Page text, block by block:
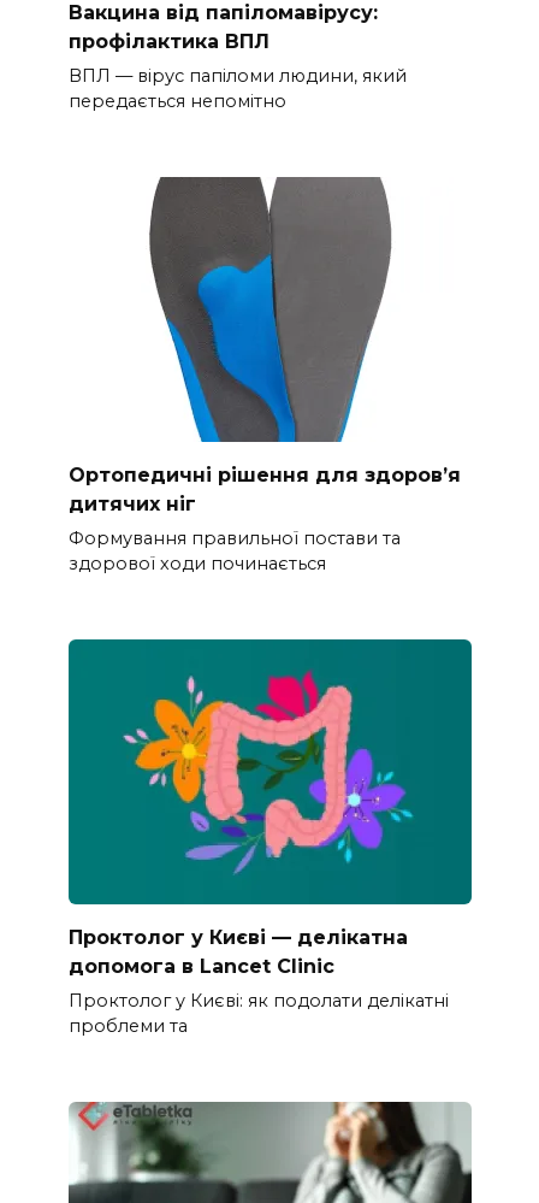
Вакцина від папіломавірусу:
профілактика ВПЛ
ВПЛ — вірус папіломи людини, який
передається непомітно
Ортопедичні рішення для здоров’я
дитячих ніг
Формування правильної постави та
здорової ходи починається
Проктолог у Києві — делікатна
допомога в Lancet Clinic
Проктолог у Києві: як подолати делікатні
проблеми та